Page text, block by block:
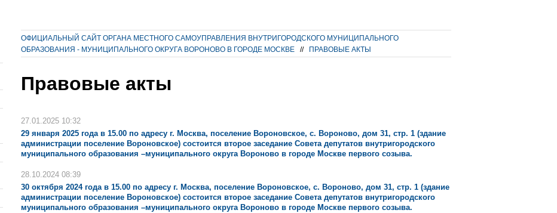
ОФИЦИАЛЬНЫЙ САЙТ ОРГАНА МЕСТНОГО САМОУПРАВЛЕНИЯ ВНУТРИГОРОДСКОГО МУНИЦИПАЛЬНОГО
ОБРАЗОВАНИЯ - МУНИЦИПАЛЬНОГО ОКРУГА ВОРОНОВО В ГОРОДЕ МОСКВЕ
// ПРАВОВЫЕ АКТЫ
Правовые акты
27.01.2025 10:32
29 января 2025 года в 15.00 по адресу г. Москва, поселение Вороновское, с. Вороново, дом 31, стр. 1 (здание
администрации поселение Вороновское) состоится второе заседание Совета депутатов внутригородского
муниципального образования –муниципального округа Вороново в городе Москве первого созыва.
28.10.2024 08:39
30 октября 2024 года в 15.00 по адресу г. Москва, поселение Вороновское, с. Вороново, дом 31, стр. 1 (здание
администрации поселение Вороновское) состоится второе заседание Совета депутатов внутригородского
муниципального образования –муниципального округа Вороново в городе Москве первого созыва.